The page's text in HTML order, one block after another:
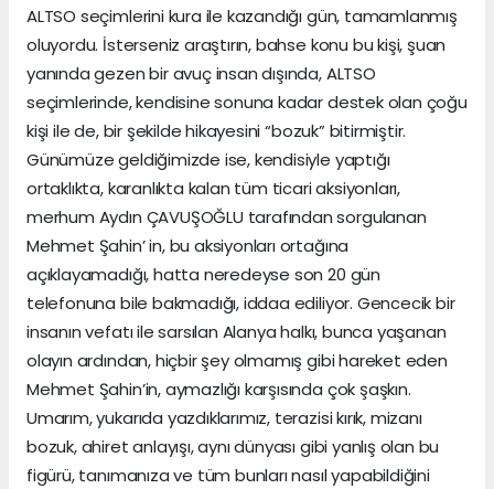
ALTSO seçimlerini kura ile kazandığı gün, tamamlanmış
oluyordu. İsterseniz araştırın, bahse konu bu kişi, şuan
yanında gezen bir avuç insan dışında, ALTSO
seçimlerinde, kendisine sonuna kadar destek olan çoğu
kişi ile de, bir şekilde hikayesini “bozuk” bitirmiştir.
Günümüze geldiğimizde ise, kendisiyle yaptığı
ortaklıkta, karanlıkta kalan tüm ticari aksiyonları,
merhum Aydın ÇAVUŞOĞLU tarafından sorgulanan
Mehmet Şahin’ in, bu aksiyonları ortağına
açıklayamadığı, hatta neredeyse son 20 gün
telefonuna bile bakmadığı, iddaa ediliyor. Gencecik bir
insanın vefatı ile sarsılan Alanya halkı, bunca yaşanan
olayın ardından, hiçbir şey olmamış gibi hareket eden
Mehmet Şahin’in, aymazlığı karşısında çok şaşkın.
Umarım, yukarıda yazdıklarımız, terazisi kırık, mizanı
bozuk, ahiret anlayışı, aynı dünyası gibi yanlış olan bu
figürü, tanımanıza ve tüm bunları nasıl yapabildiğini